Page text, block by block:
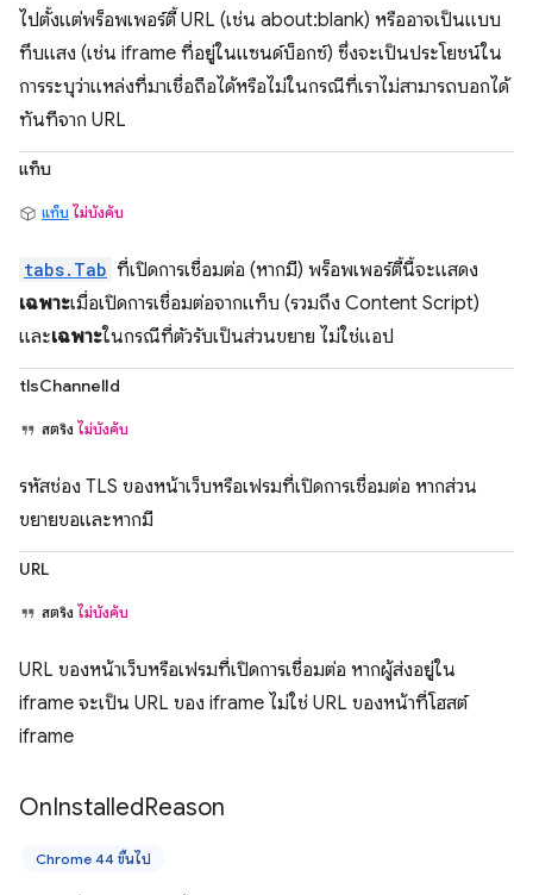
ไปตั้งแต่พร็อพเพอร์ตี้ URL (เช่น about:blank) หรืออาจเป็นแบบ
ทึบแสง (เช่น iframe ที่อยู่ในแซนด์บ็อกซ์) ซึ่งจะเป็นประโยชน์ใน
การระบุว่าแหล่งที่มาเชื่อถือได้หรือไม่ในกรณีที่เราไม่สามารถบอกได้
ทันทีจาก URL
แท็บ
แท็บ ไม่บังคับ
tabs.Tab ที่เปิดการเชื่อมต่อ (หากมี) พร็อพเพอร์ตี้นี้จะแสดง
เฉพาะเมื่อเปิดการเชื่อมต่อจากแท็บ (รวมถึง Content Script)
และเฉพาะในกรณีที่ตัวรับเป็นส่วนขยาย ไม่ใช่แอป
tlsChannelId
สตริง ไม่บังคับ
รหัสช่อง TLS ของหน้าเว็บหรือเฟรมที่เปิดการเชื่อมต่อ หากส่วน
ขยายขอและหากมี
URL
สตริง ไม่บังคับ
URL ของหน้าเว็บหรือเฟรมที่เปิดการเชื่อมต่อ หากผู้ส่งอยู่ใน
iframe จะเป็น URL ของ iframe ไม่ใช่ URL ของหน้าที่โฮสต์
iframe
OnInstalledReason
Chrome 44 ขึ้นไป